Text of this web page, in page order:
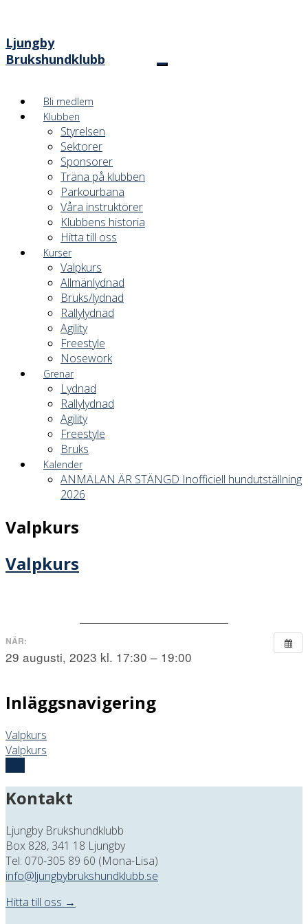
Ljungby
Brukshundklubb
Bli medlem
Klubben
Styrelsen
Sektorer
Sponsorer
Träna på klubben
Parkourbana
Våra instruktörer
Klubbens historia
Hitta till oss
Kurser
Valpkurs
Allmänlydnad
Bruks/lydnad
Rallylydnad
Agility
Freestyle
Nosework
Grenar
Lydnad
Rallylydnad
Agility
Freestyle
Bruks
Kalender
ANMÄLAN ÄR STÄNGD Inofficiell hundutställning
2026
Valpkurs
Valpkurs
NÄR:
29 augusti, 2023 kl. 17:30 – 19:00
Inläggsnavigering
Valpkurs
Valpkurs
Kontakt
Ljungby Brukshundklubb
Box 828, 341 18 Ljungby
Tel: 070-305 89 60 (Mona-Lisa)
info@ljungbybrukshundklubb.se
Hitta till oss →